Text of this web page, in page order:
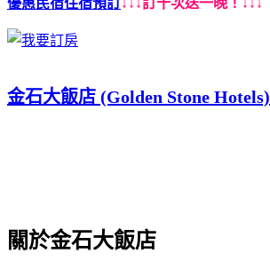
優惠民宿住宿預訂↓↓↓訂十次送一晚！↓↓↓
金石大飯店 (Golden Stone Hotels)
關於金石大飯店